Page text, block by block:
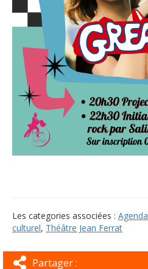
Les categories associées : Agenda
culturel, Théâtre Jean Ferrat
Partager :